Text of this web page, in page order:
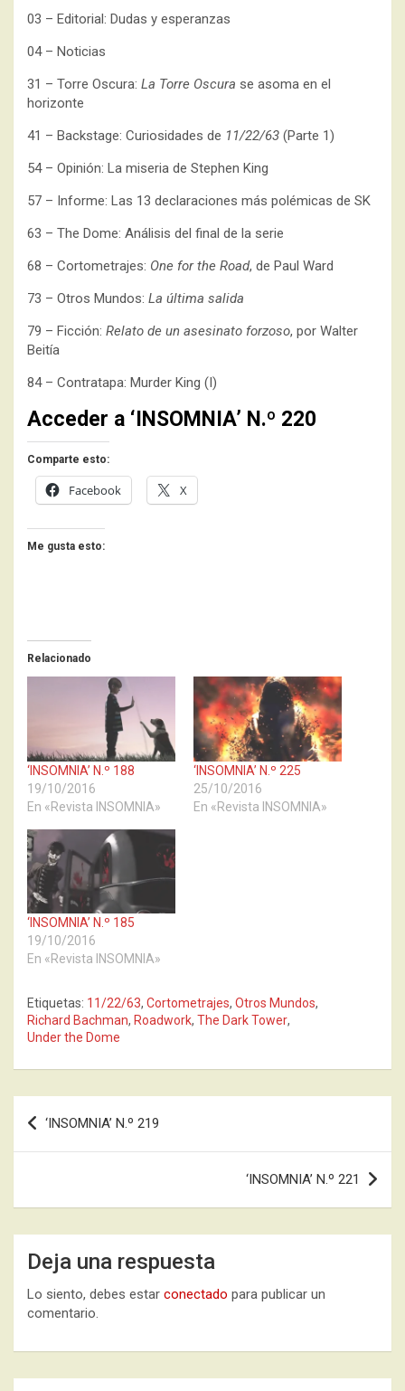
03 – Editorial: Dudas y esperanzas
04 – Noticias
31 – Torre Oscura: La Torre Oscura se asoma en el
horizonte
41 – Backstage: Curiosidades de 11/22/63 (Parte 1)
54 – Opinión: La miseria de Stephen King
57 – Informe: Las 13 declaraciones más polémicas de SK
63 – The Dome: Análisis del final de la serie
68 – Cortometrajes: One for the Road, de Paul Ward
73 – Otros Mundos: La última salida
79 – Ficción: Relato de un asesinato forzoso, por Walter
Beitía
84 – Contratapa: Murder King (I)
Acceder a ‘INSOMNIA’ N.º 220
Comparte esto:
Facebook X
Me gusta esto:
Relacionado
‘INSOMNIA’ N.º 188
19/10/2016
En «Revista INSOMNIA»
‘INSOMNIA’ N.º 225
25/10/2016
En «Revista INSOMNIA»
‘INSOMNIA’ N.º 185
19/10/2016
En «Revista INSOMNIA»
Etiquetas: 11/22/63, Cortometrajes, Otros Mundos,
Richard Bachman, Roadwork, The Dark Tower,
Under the Dome
Navegación
de
‘INSOMNIA’ N.º 219
‘INSOMNIA’ N.º 221
Deja una respuesta
Lo siento, debes estar conectado para publicar un
comentario.